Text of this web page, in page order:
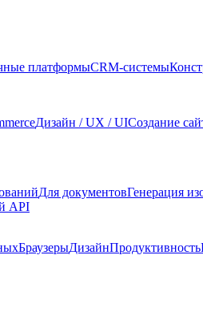
платформыCRM-системы
Дизайн / UX / UIСоздание
Для документовГенерация
API
БраузерыДизайнПродуктивность